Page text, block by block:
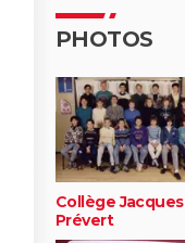
PHOTOS
Collège Jacques
Prévert